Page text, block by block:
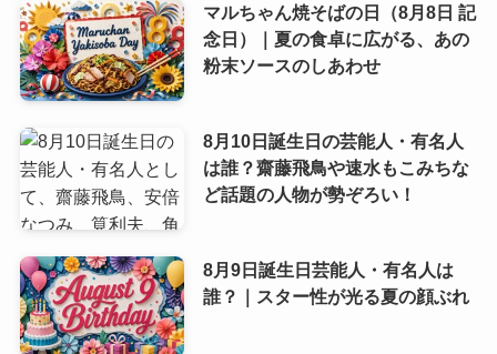
マルちゃん焼そばの日（8月8日 記
念日）｜夏の食卓に広がる、あの
粉末ソースのしあわせ
8月10日誕生日の芸能人・有名人
は誰？齋藤飛鳥や速水もこみちな
ど話題の人物が勢ぞろい！
8月9日誕生日芸能人・有名人は
誰？｜スター性が光る夏の顔ぶれ